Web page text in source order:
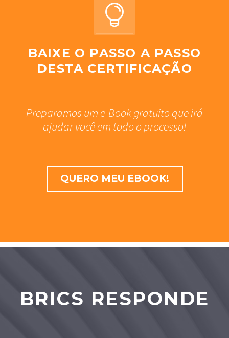


BAIXE O PASSO A PASSO
DESTA CERTIFICAÇÃO
Preparamos um e-Book gratuito que irá
ajudar você em todo o processo!
QUERO MEU EBOOK!
BRICS RESPONDE